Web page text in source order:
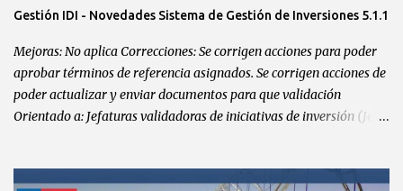
Gestión IDI - Novedades Sistema de Gestión de Inversiones 5.1.1
Mejoras: No aplica Correcciones: Se corrigen acciones para poder
aprobar términos de referencia asignados. Se corrigen acciones de
poder actualizar y enviar documentos para que validación
Orientado a: Jefaturas validadoras de iniciativas de inversión (Jefe
https://gitlab.com/CNRChile/gestionidi/-/issues/86